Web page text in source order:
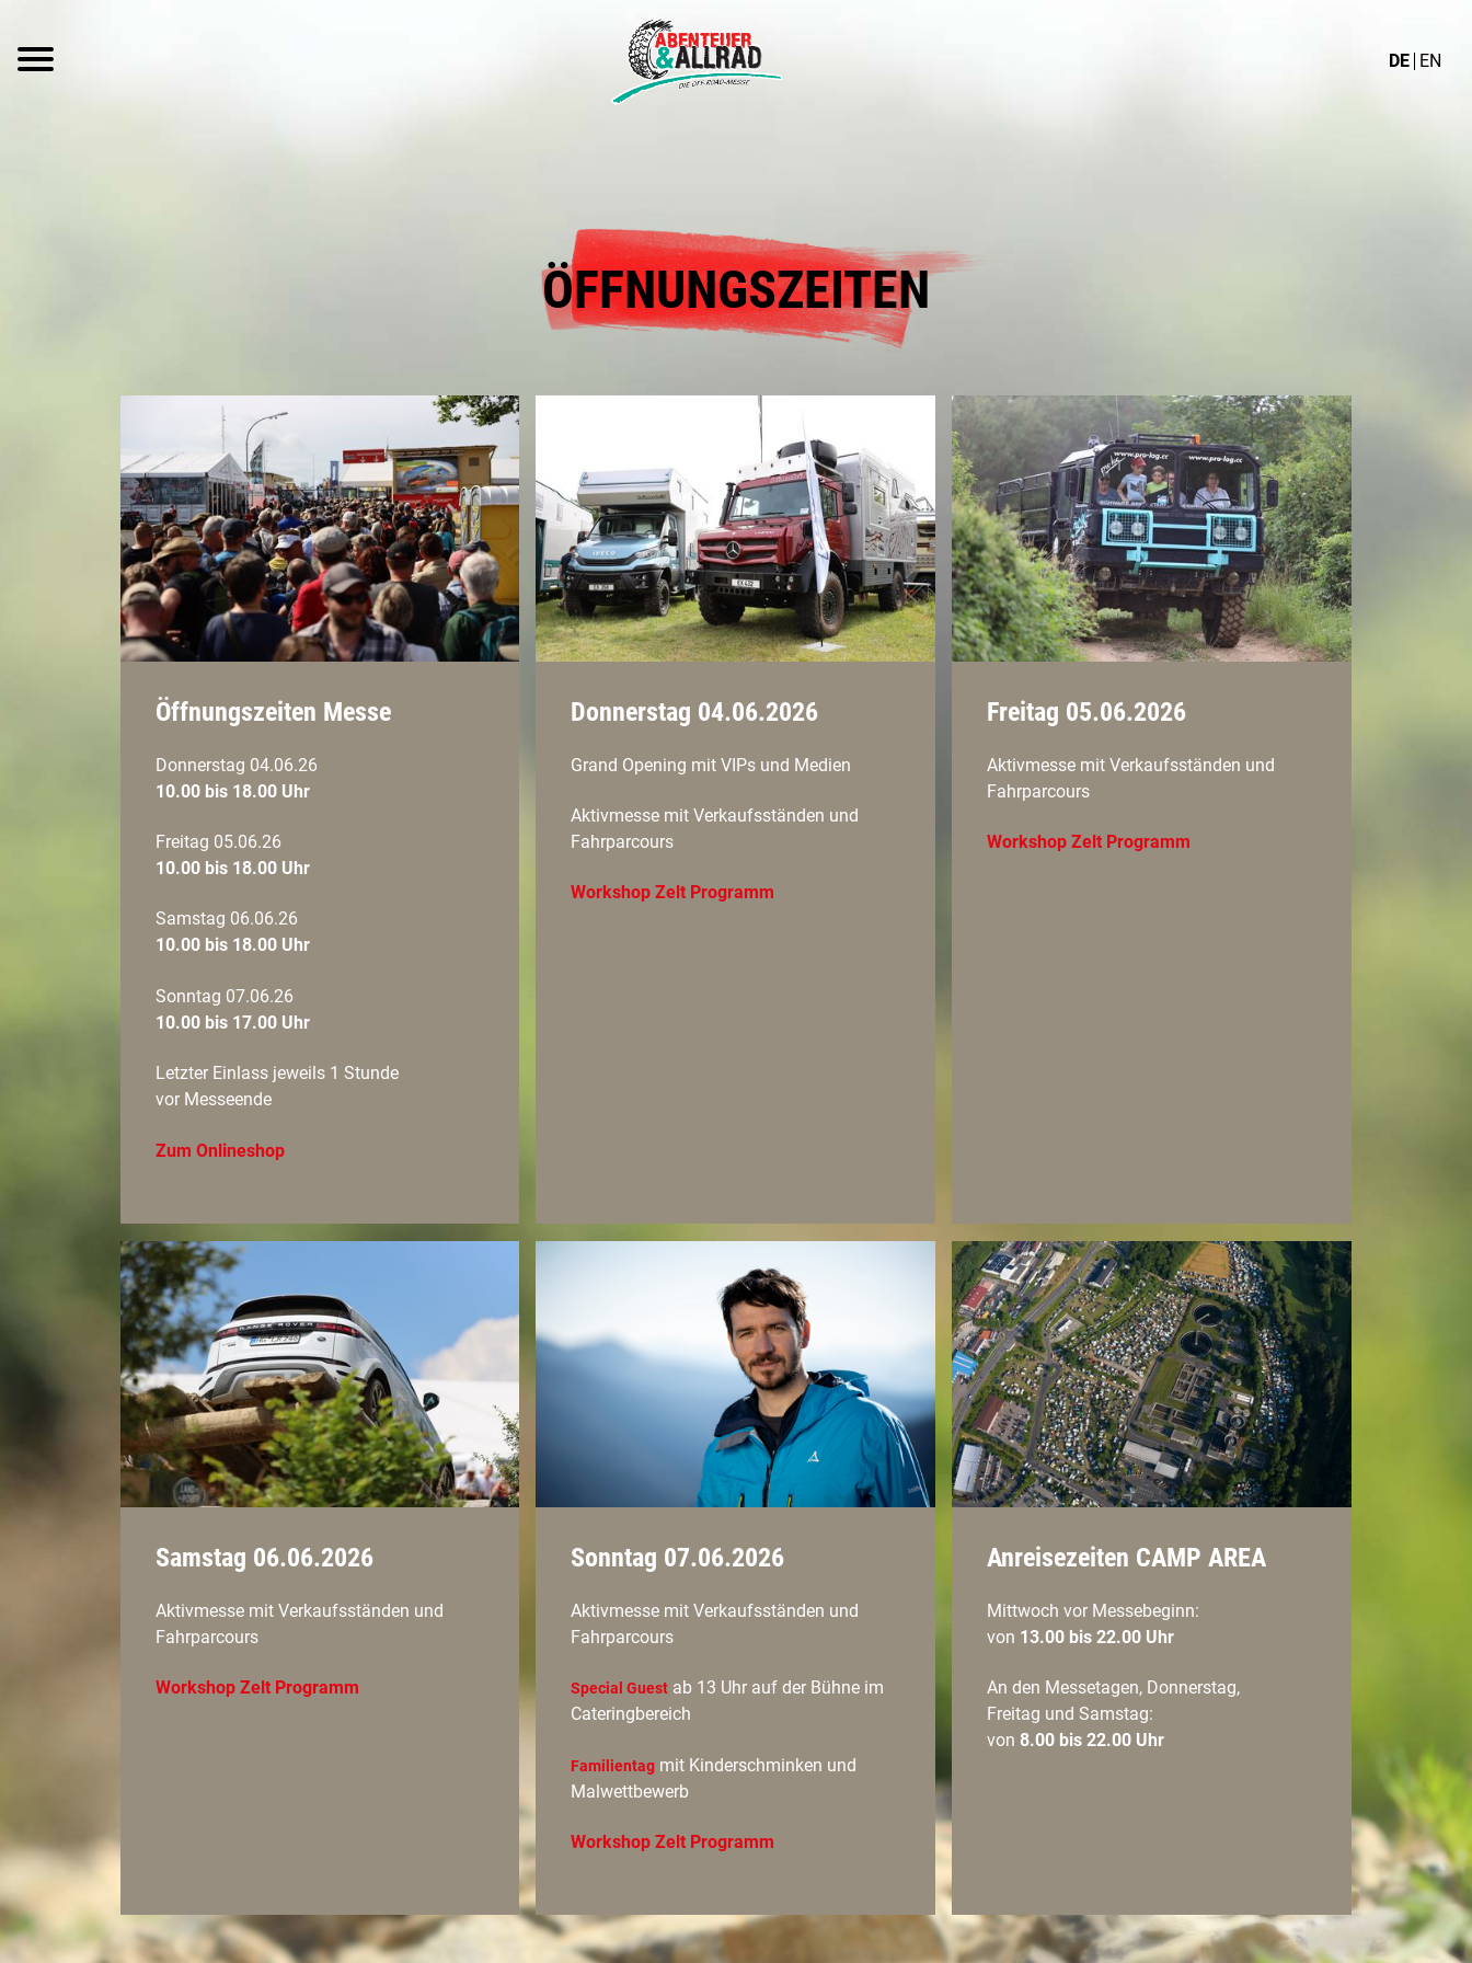
DE EN
ÖFFNUNGSZEITEN
Öffnungszeiten Messe
Donnerstag 04.06.26
10.00 bis 18.00 Uhr
Freitag 05.06.26
10.00 bis 18.00 Uhr
Samstag 06.06.26
10.00 bis 18.00 Uhr
Sonntag 07.06.26
10.00 bis 17.00 Uhr
Letzter Einlass jeweils 1 Stunde
vor Messeende
Zum Onlineshop
Donnerstag 04.06.2026
Grand Opening mit VIPs und Medien
Aktivmesse mit Verkaufsständen und
Fahrparcours
Workshop Zelt Programm
Freitag 05.06.2026
Aktivmesse mit Verkaufsständen und
Fahrparcours
Workshop Zelt Programm
Samstag 06.06.2026
Aktivmesse mit Verkaufsständen und
Fahrparcours
Workshop Zelt Programm
Sonntag 07.06.2026
Aktivmesse mit Verkaufsständen und
Fahrparcours
Special Guest ab 13 Uhr auf der Bühne im
Cateringbereich
Familientag mit Kinderschminken und
Malwettbewerb
Workshop Zelt Programm
Anreisezeiten CAMP AREA
Mittwoch vor Messebeginn:
von 13.00 bis 22.00 Uhr
An den Messetagen, Donnerstag,
Freitag und Samstag:
von8.00 bis 22.00 Uhr